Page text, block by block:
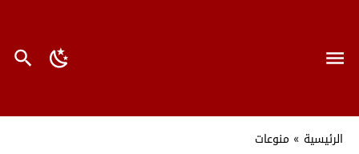
الرئيسية » منوعات